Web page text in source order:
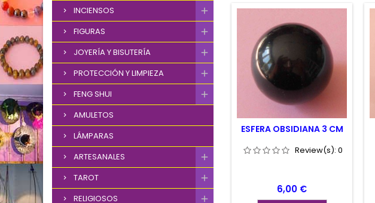
INCIENSOS
FIGURAS
JOYERÍA Y BISUTERÍA
PROTECCIÓN Y LIMPIEZA
FENG SHUI
AMULETOS
LÁMPARAS
ARTESANALES
TAROT
RELIGIOSOS
ESFERA OBSIDIANA 3 CM
Review(s): 0
Price
6,00 €